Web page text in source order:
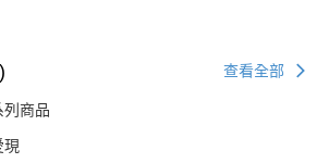
查看全部
列商品
現